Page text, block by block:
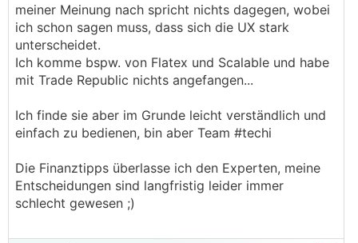
..
meiner Meinung nach spricht nichts dagegen, wobei
ich schon sagen muss, dass sich die UX stark
unterscheidet.
Ich komme bspw. von Flatex und Scalable und habe
mit Trade Republic nichts angefangen...
Ich finde sie aber im Grunde leicht verständlich und
einfach zu bedienen, bin aber Team #techi
Die Finanztipps überlasse ich den Experten, meine
Entscheidungen sind langfristig leider immer
schlecht gewesen ;)